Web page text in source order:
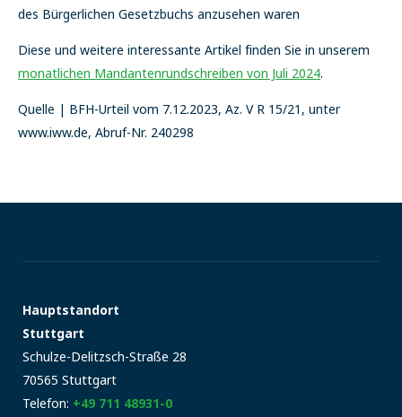
des Bürgerlichen Gesetzbuchs anzusehen waren
Diese und weitere interessante Artikel finden Sie in unserem
monatlichen Mandantenrundschreiben von Juli 2024.
Quelle | BFH-Urteil vom 7.12.2023, Az. V R 15/21, unter
www.iww.de, Abruf-Nr. 240298
Hauptstandort
Stuttgart
Schulze-Delitzsch-Straße 28
70565 Stuttgart
Telefon: +49 711 48931-0